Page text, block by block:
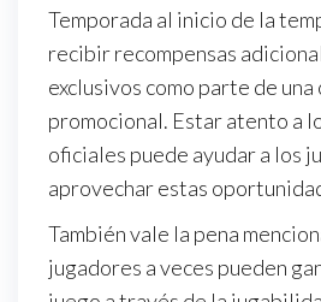
Temporada al inicio de la
recibir recompensas
exclusivos como parte de una
promocional. Estar atento a
oficiales puede ayudar a los
aprovechar estas
También vale la pena
jugadores a veces pueden